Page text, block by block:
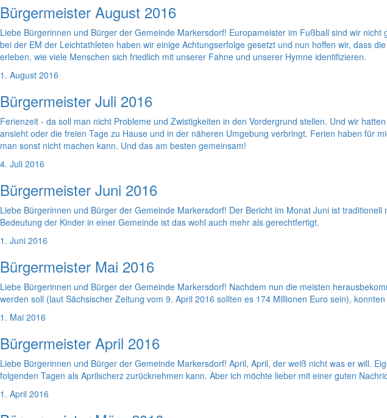
Bürgermeister August 2016
Liebe Bürgerinnen und Bürger der Gemeinde Markersdorf! Europameister im Fußball sind wir
bei der EM der Leichtathleten haben wir einige Achtungserfolge gesetzt und nun hoffen wir, dass
erleben, wie viele Menschen sich friedlich mit unserer Fahne und unserer Hymne identifizieren.
1. August 2016
Bürgermeister Juli 2016
Ferienzeit - da soll man nicht Probleme und Zwistigkeiten in den Vordergrund stellen. Und wir
ansieht oder die freien Tage zu Hause und in der näheren Umgebung verbringt. Ferien haben für
man sonst nicht machen kann. Und das am besten gemeinsam!
4. Juli 2016
Bürgermeister Juni 2016
Liebe Bürgerinnen und Bürger der Gemeinde Markersdorf! Der Bericht im Monat Juni ist
Bedeutung der Kinder in einer Gemeinde ist das wohl auch mehr als gerechtfertigt.
1. Juni 2016
Bürgermeister Mai 2016
Liebe Bürgerinnen und Bürger der Gemeinde Markersdorf! Nachdem nun die meisten
werden soll (laut Sächsischer Zeitung vom 9. April 2016 sollten es 174 Millionen Euro sein),
1. Mai 2016
Bürgermeister April 2016
Liebe Bürgerinnen und Bürger der Gemeinde Markersdorf! April, April, der weiß nicht was er will.
folgenden Tagen als Aprilscherz zurücknehmen kann. Aber ich möchte lieber mit einer guten
1. April 2016